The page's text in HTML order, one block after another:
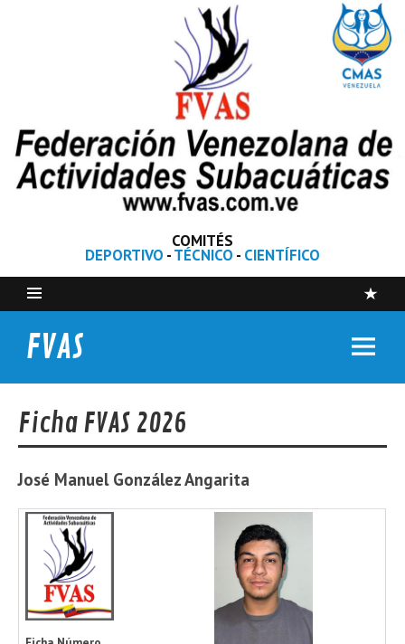
COMITÉS
DEPORTIVO -TÉCNICO - CIENTÍFICO
FVAS
Ficha FVAS 2026
José Manuel González Angarita